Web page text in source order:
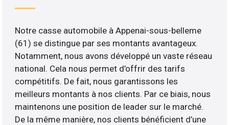
Notre casse automobile à Appenai-sous-belleme
(61) se distingue par ses montants avantageux.
Notamment, nous avons développé un vaste réseau
national. Cela nous permet d’offrir des tarifs
compétitifs. De fait, nous garantissons les
meilleurs montants à nos clients. Par ce biais, nous
maintenons une position de leader sur le marché.
De la même manière, nos clients bénéficient d’une